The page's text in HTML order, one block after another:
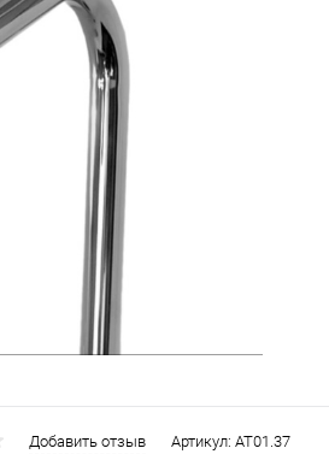
Добавить отзыв Артикул: AT01.37